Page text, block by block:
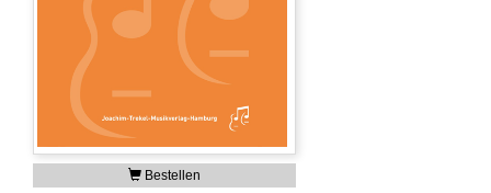
Bestellen